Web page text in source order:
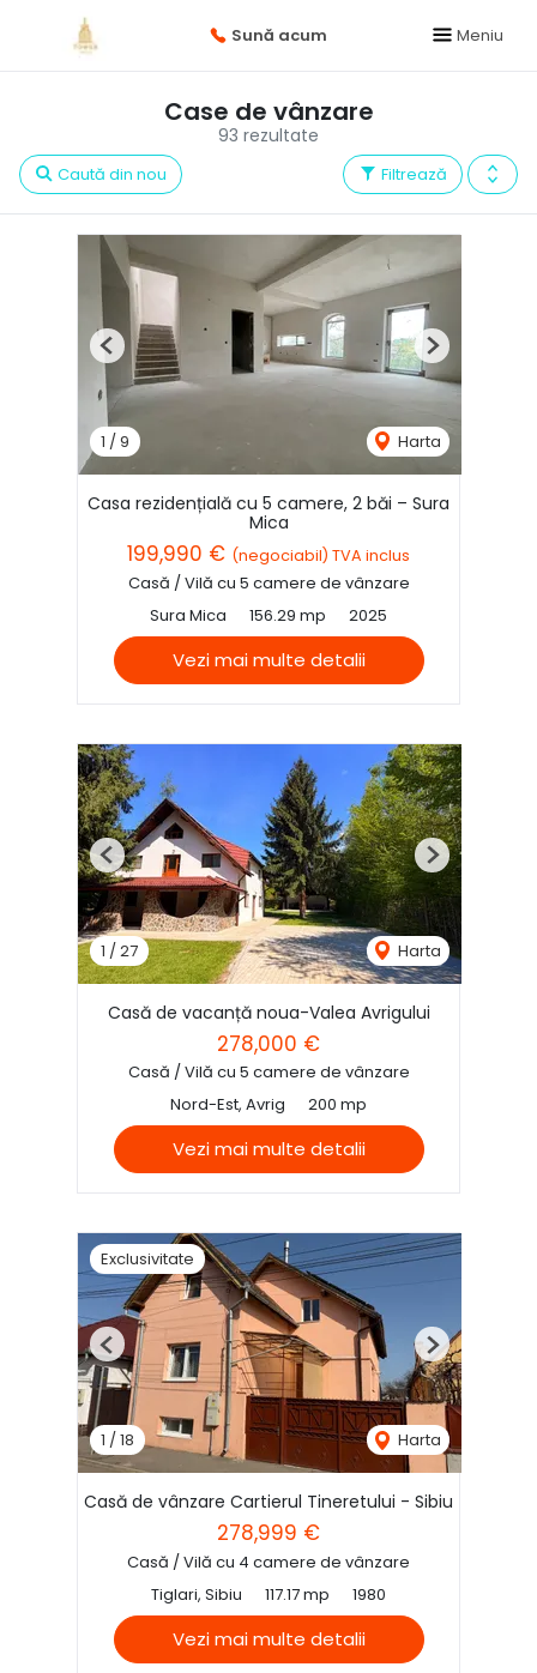
Sună acum Meniu
93 rezultate
Case de vânzare
Filtrează
Caută din nou
1 /9 Harta
Previous Next
Casa rezidențială cu 5 camere, 2 băi – Sura
Mica
199,990 € (negociabil) TVA inclus
Casă / Vilă cu 5 camere de vânzare
Sura Mica
156.29 mp 2025
Vezi mai multe detalii
1 /27 Harta
Previous Next
Casă de vacanță noua-Valea Avrigului
278,000 €
Casă / Vilă cu 5 camere de vânzare
Nord-Est, Avrig
200 mp
Vezi mai multe detalii
Exclusivitate
1 / 18 Harta
Previous Next
Casă de vânzare Cartierul Tineretului - Sibiu
278,999 €
Casă / Vilă cu 4 camere de vânzare
Tiglari, Sibiu
117.17 mp 1980
Vezi mai multe detalii